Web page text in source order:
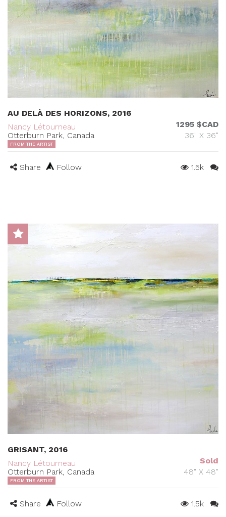
AU DELÀ DES HORIZONS, 2016
Nancy Létourneau
Otterburn Park, Canada
1295 $CAD
36" X 36"
FROM THE ARTIST
Share Follow 1.5k
GRISANT, 2016
Nancy Létourneau
Otterburn Park, Canada
Sold
48" X 48"
FROM THE ARTIST
Share Follow 1.5k